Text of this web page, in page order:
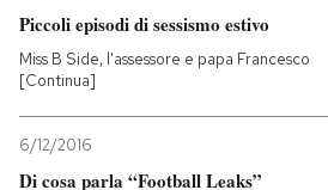
Piccoli episodi di sessismo estivo
Miss B Side, l'assessore e papa Francesco
[Continua]
6/12/2016
Di cosa parla “Football Leaks”